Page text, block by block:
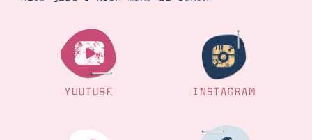
YOUTUBE INSTAGRAM